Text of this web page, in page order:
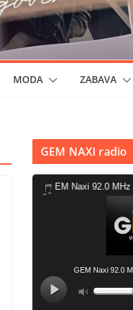
MODA ZABAVA
GEM NAXI radio